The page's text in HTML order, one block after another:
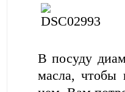
В посуду
масла, чтобы